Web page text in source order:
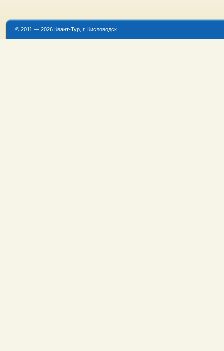
© 2011 — 2026 Квант-Тур, г. Кисловодск